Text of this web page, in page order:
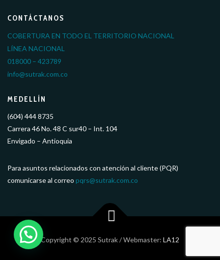
CONTÁCTANOS
COBERTURA EN TODO EL TERRITORIO NACIONAL
LÍNEA NACIONAL
018000 – 423789
info@sutrak.com.co
MEDELLÍN
(604) 444 8735
Carrera 46 No. 48 C sur40 – Int. 104
Envigado – Antioquia
Para asuntos relacionados con atención al cliente (PQR)
comunicarse al correo pqrs@sutrak.com.co
Copyright © 2025 Sutrak / Webmaster: LA12